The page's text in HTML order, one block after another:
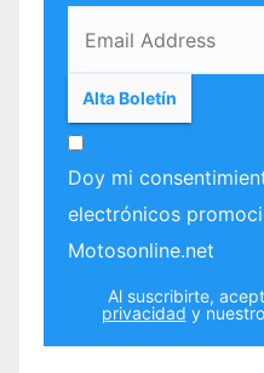
Doy mi
electrónicos
Motosonline.net
Al suscribirte,
privacidad y